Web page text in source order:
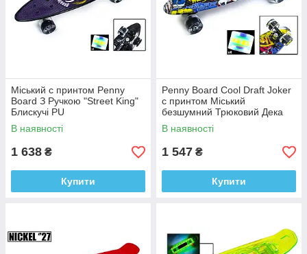
Міський с принтом Penny
Board З Ручкою "Street King"
Блискучі PU
колеса.Трюковий,
Безшумний, Торцевий вигин
В наявності
1 638 ₴
Купити
Penny Board Cool Draft Joker
с принтом Міський
безшумний Трюковий Дека
(Double Kick) колеса що
світяться
В наявності
1 547 ₴
Купити